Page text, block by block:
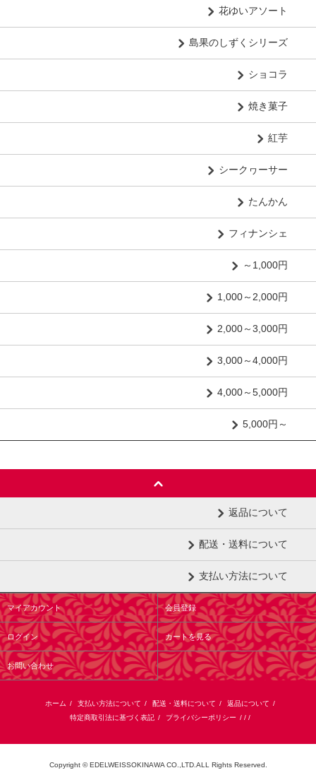
花ゆいアソート
島果のしずくシリーズ
ショコラ
焼き菓子
紅芋
シークヮーサー
たんかん
フィナンシェ
～1,000円
1,000～2,000円
2,000～3,000円
3,000～4,000円
4,000～5,000円
5,000円～
返品について
配送・送料について
支払い方法について
マイアカウント 会員登録
ログイン カートを見る
お問い合わせ
ホーム / 支払い方法について / 配送・送料について / 返品について /
特定商取引法に基づく表記 / プライバシーポリシー / / /
Copyright © EDELWEISSOKINAWA CO.,LTD.ALL Rights Reserved.